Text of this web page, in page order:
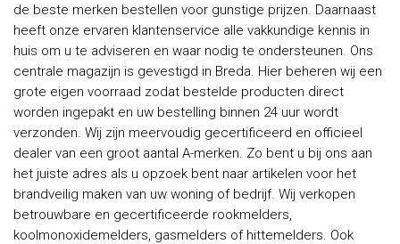
de beste merken bestellen voor gunstige prijzen. Daarnaast
heeft onze ervaren klantenservice alle vakkundige kennis in
huis om u te adviseren en waar nodig te ondersteunen. Ons
centrale magazijn is gevestigd in Breda. Hier beheren wij een
grote eigen voorraad zodat bestelde producten direct
worden ingepakt en uw bestelling binnen 24 uur wordt
verzonden. Wij zijn meervoudig gecertificeerd en officieel
dealer van een groot aantal A-merken. Zo bent u bij ons aan
het juiste adres als u opzoek bent naar artikelen voor het
brandveilig maken van uw woning of bedrijf. Wij verkopen
betrouwbare en gecertificeerde rookmelders,
koolmonoxidemelders, gasmelders of hittemelders. Ook